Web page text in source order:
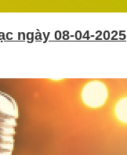
ngày 08-04-2025